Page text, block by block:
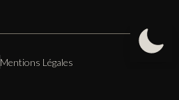
Mentions Légales